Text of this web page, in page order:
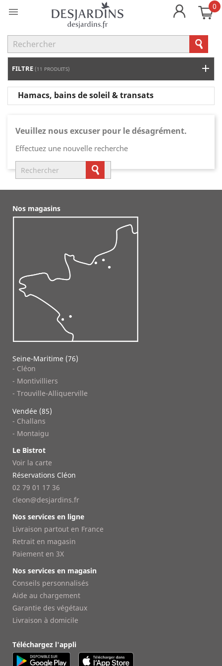
 0
FILTRE (11 PRODUITS)
Hamacs, bains de soleil & transats
Veuillez nous excuser pour le désagrément.
Effectuez une nouvelle recherche
Nos magasins
Seine-Maritime (76)
- Cléon
- Montivilliers
- Trouville-Alliquerville
Vendée (85)
- Challans
- Montaigu
Le Bistrot
Voir la carte
Réservations Cléon
02 79 01 17 36
cleon@desjardins.fr
Nos services en ligne
Livraison partout en France
Retrait en magasin
Paiement en 3X
Nos services en magasin
Conseils personnalisés
Aide au chargement
Garantie des végétaux
Livraison à domicile
Téléchargez l'appli